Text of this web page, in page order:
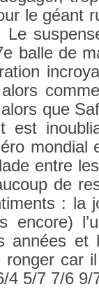
le géant
balle de
que
est
mon­di­al
entre
de
: la
en­core)
années
rong­er car
4 5/7 7/6 9/